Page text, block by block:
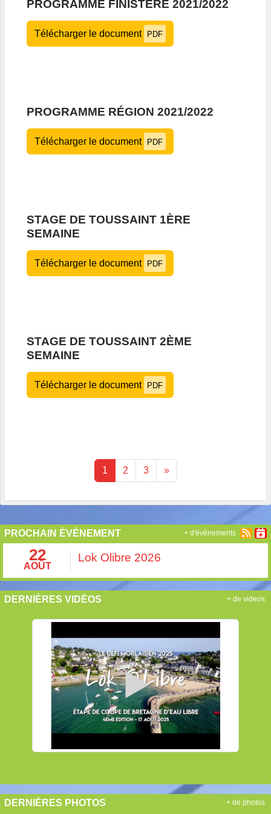
PROGRAMME FINISTÈRE 2021/2022
Télécharger le document PDF
PROGRAMME RÉGION 2021/2022
Télécharger le document PDF
STAGE DE TOUSSAINT 1ÈRE
SEMAINE
Télécharger le document PDF
STAGE DE TOUSSAINT 2ÈME
SEMAINE
Télécharger le document PDF
1 2 3 »
PROCHAIN ÉVÈNEMENT
22
AOÛT
Lok Olibre 2026
+ d'évènements
DERNIÈRES VIDÉOS + de videos
DERNIÈRES PHOTOS + de photos